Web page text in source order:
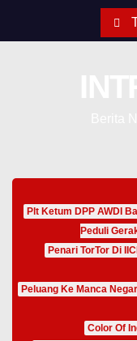
Plt Ketum DPP AWDI
Peduli
Penari TorTor Di
Peluang Ke Manca
Color Of